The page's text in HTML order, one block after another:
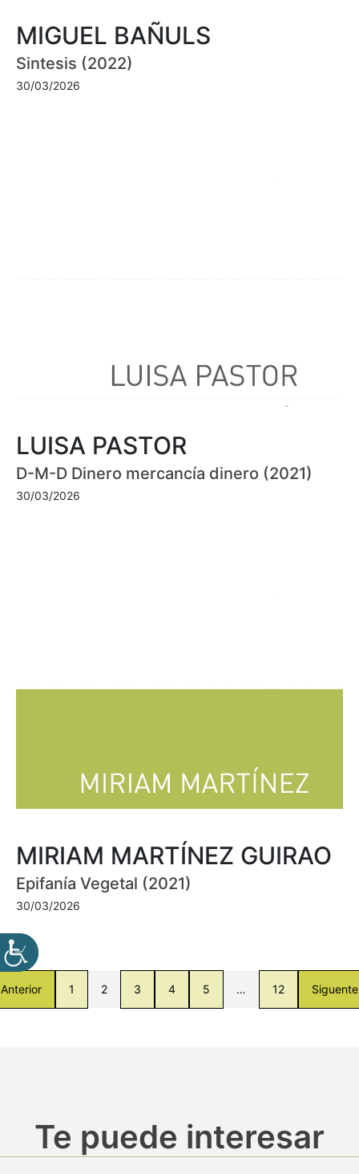
MIGUEL BAÑULS
Sintesis (2022)
30/03/2026
LUISA PASTOR
D-M-D Dinero mercancía dinero (2021)
30/03/2026
MIRIAM MARTÍNEZ GUIRAO
Epifanía Vegetal (2021)
30/03/2026
Anterior 1 2 3 4 5 … 12 Siguente
Te puede interesar